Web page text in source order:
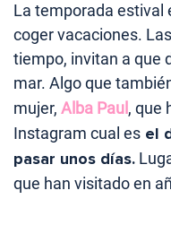
La temporada estival
coger vacaciones.
tiempo, invitan a que
mar. Algo que
mujer, Alba Paul , que
Instagram cual es el
pasar unos días.
que han visitado en